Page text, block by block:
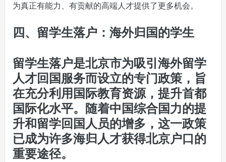
为真正有能力、有贡献的高端人才提供了更多机会。
四、留学生落户：海外归国的学生
留学生落户是北京市为吸引海外留学
人才回国服务而设立的专门政策，旨
在充分利用国际教育资源，提升首都
国际化水平。随着中国综合国力的提
升和留学回国人员的增多，这一政策
已成为许多海归人才获得北京户口的
重要途径。